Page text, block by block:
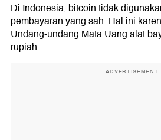
Di Indonesia, bitcoin tidak
pembayaran yang sah. Hal ini
Undang-undang Mata Uang alat
rupiah.
ADVERTISEMENT